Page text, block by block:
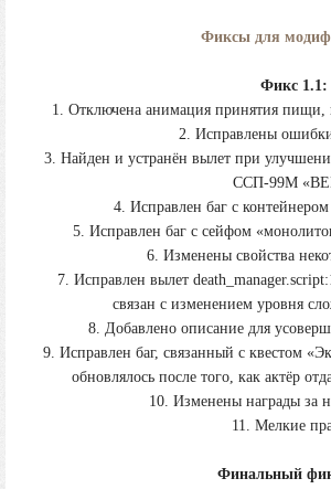
Фиксы для
Фикс 1.1:
1. Отключена анимация принятия пищи,
2. Исправлены
3. Найден и устранён вылет при
ССП-99М
4. Исправлен баг с
5. Исправлен баг с сейфом
6. Изменены свойства
7. Исправлен вылет
связан с изменением уровня
8. Добавлено описание для
9. Исправлен баг, связанный с квестом
обновлялось после того, как актёр
10. Изменены награды за
11. Мелкие
Финальный